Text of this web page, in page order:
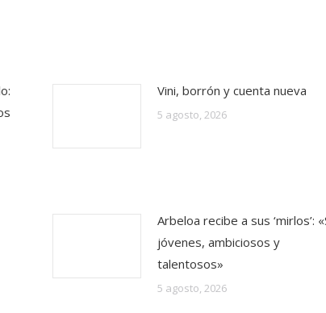
Vini, borrón y cuenta nueva
5 agosto, 2026
Arbeloa recibe a sus ‘mirlos’:
jóvenes, ambiciosos y
talentosos»
5 agosto, 2026